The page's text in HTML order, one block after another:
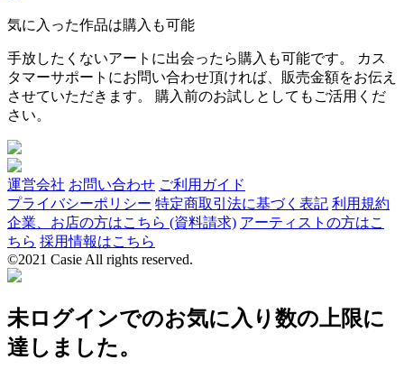
気に入った作品は購入も可能
手放したくないアートに出会ったら購入も可能です。 カス
タマーサポートにお問い合わせ頂ければ、販売金額をお伝え
させていただきます。 購入前のお試しとしてもご活用くだ
さい。
運営会社 お問い合わせ ご利用ガイド
プライバシーポリシー 特定商取引法に基づく表記 利用規約
企業、お店の方はこちら (資料請求) アーティストの方はこ
ちら 採用情報はこちら
©2021 Casie All rights reserved.
未ログインでのお気に入り数の上限に
達しました。